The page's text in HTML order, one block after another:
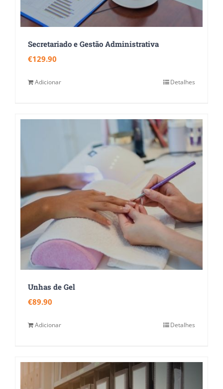
Secretariado e Gestão Administrativa
€129.90
Adicionar Detalhes
Unhas de Gel
€89.90
Adicionar Detalhes